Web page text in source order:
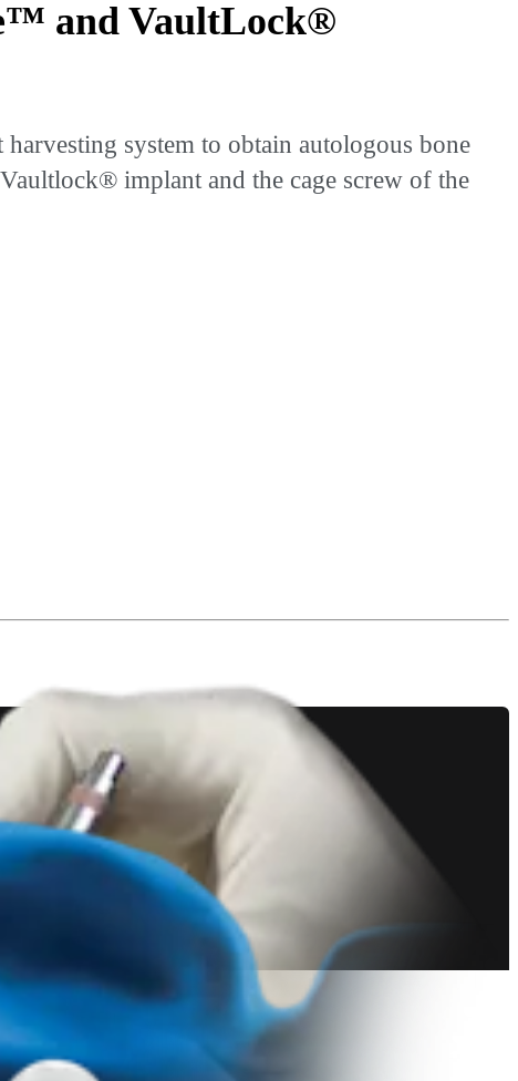
and VaultLock®
system to obtain autologous bone
implant and the cage screw of the